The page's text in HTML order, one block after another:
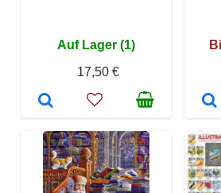
Auf Lager (1)
17,50 €